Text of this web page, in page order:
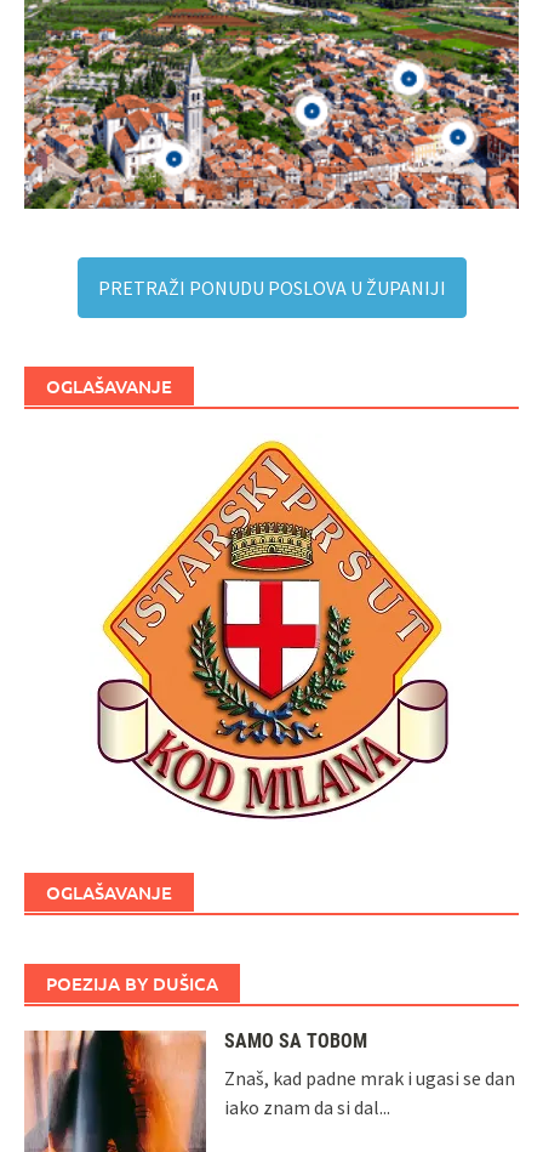
PRETRAŽI PONUDU POSLOVA U ŽUPANIJI
OGLAŠAVANJE
OGLAŠAVANJE
POEZIJA BY DUŠICA
SAMO SA TOBOM
Znaš, kad padne mrak i ugasi se dan
iako znam da si dal...